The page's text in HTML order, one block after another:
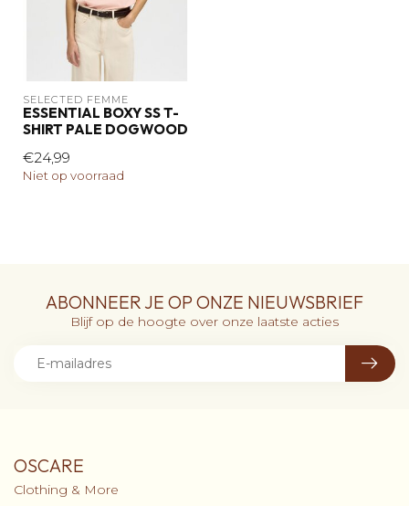
SELECTED FEMME
ESSENTIAL BOXY SS T-
SHIRT PALE DOGWOOD
€24,99
Niet op voorraad
ABONNEER JE OP ONZE NIEUWSBRIEF
Blijf op de hoogte over onze laatste acties
OSCARE
Clothing & More